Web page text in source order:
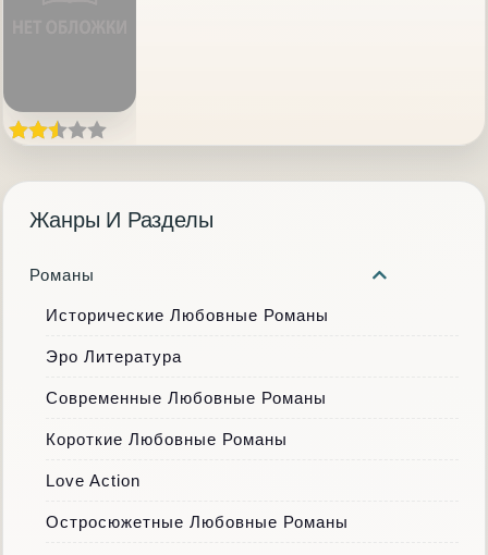
Жанры И Разделы
Романы
Исторические Любовные Романы
Эро Литература
Современные Любовные Романы
Короткие Любовные Романы
Love Action
Остросюжетные Любовные Романы